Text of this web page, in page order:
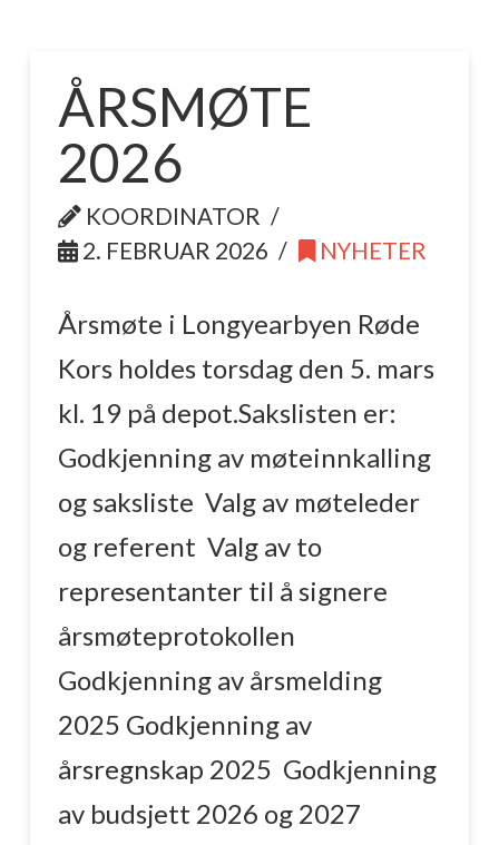
ÅRSMØTE
2026
KOORDINATOR
2. FEBRUAR 2026
NYHETER
Årsmøte i Longyearbyen Røde
Kors holdes torsdag den 5. mars
kl. 19 på depot.Sakslisten er:
Godkjenning av møteinnkalling
og saksliste Valg av møteleder
og referent Valg av to
representanter til å signere
årsmøteprotokollen
Godkjenning av årsmelding
2025 Godkjenning av
årsregnskap 2025 Godkjenning
av budsjett 2026 og 2027